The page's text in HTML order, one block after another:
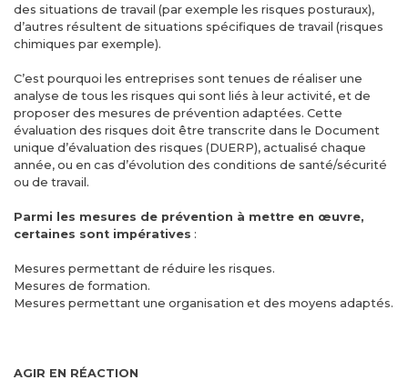
des situations de travail (par exemple les risques posturaux),
d’autres résultent de situations spécifiques de travail (risques
chimiques par exemple).
C’est pourquoi les entreprises sont tenues de réaliser une
analyse de tous les risques qui sont liés à leur activité, et de
proposer des mesures de prévention adaptées. Cette
évaluation des risques doit être transcrite dans le Document
unique d’évaluation des risques (DUERP), actualisé chaque
année, ou en cas d’évolution des conditions de santé/sécurité
ou de travail.
Parmi les mesures de prévention à mettre en œuvre,
certaines sont impératives :
Mesures permettant de réduire les risques.
Mesures de formation.
Mesures permettant une organisation et des moyens adaptés.
AGIR EN RÉACTION